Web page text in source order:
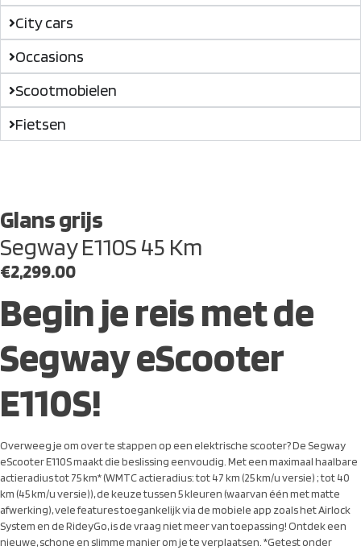
City cars
Occasions
Scootmobielen
Fietsen
Glans grijs
Segway E110S 45 Km
€2,299.00
Begin je reis met de
Segway eScooter
E110S!
Overweeg je om over te stappen op een elektrische scooter? De Segway
eScooter E110S maakt die beslissing eenvoudig. Met een maximaal haalbare
actieradius tot 75 km* (WMTC actieradius: tot 47 km (25 km/u versie) ; tot 40
km (45 km/u versie)), de keuze tussen 5 kleuren (waarvan één met matte
afwerking), vele features toegankelijk via de mobiele app zoals het Airlock
System en de RideyGo, is de vraag niet meer van toepassing! Ontdek een
nieuwe, schone en slimme manier om je te verplaatsen. *Getest onder